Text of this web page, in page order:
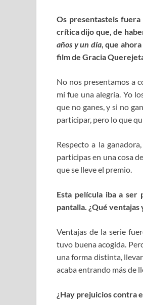
Os presentasteis fuera
crítica dijo que, de
años y un día, que
film de Gracia
No nos presentamos a
mí fue una alegría. Yo
que no ganes, y si no
participar, pero lo que
Respecto a la
participas en una cosa
que se lleve el premio.
Esta película iba a
pantalla. ¿Qué
Ventajas de la serie
tuvo buena acogida.
una forma distinta,
acaba entrando más de
¿Hay prejuicios contra